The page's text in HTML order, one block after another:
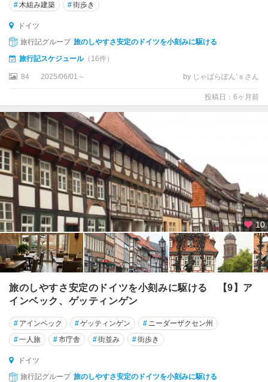
★
ハ
イ
デ
ル
ベ
★
フ
ュ
ッ
セ
★
フ
ラ
ン
ク
フ
ル
ト
★
ベ
リ
ン
#木組み建築 #街歩き
ドイツ
旅行記グループ 旅のしやすさ安定のドイツを小刻みに駆ける
旅行記スケジュール（16件）
84 2025/06/01～ by じゃばらぽん’ｓさん
投稿日：6ヶ月前
10
旅のしやすさ安定のドイツを小刻みに駆ける 【9】ア
インベック、ゲッティンゲン
# アインベック #ゲッティンゲン # ニーダーザクセン州
#一人旅 #市庁舎 #街並み #街歩き
ドイツ
旅行記グループ 旅のしやすさ安定のドイツを小刻みに駆ける